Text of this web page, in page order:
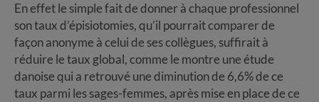
En effet le simple fait de donner à chaque professionnel
son taux d’épisiotomies, qu’il pourrait comparer de
façon anonyme à celui de ses collègues, suffirait à
réduire le taux global, comme le montre une étude
danoise qui a retrouvé une diminution de 6,6% de ce
taux parmi les sages-femmes, après mise en place de ce